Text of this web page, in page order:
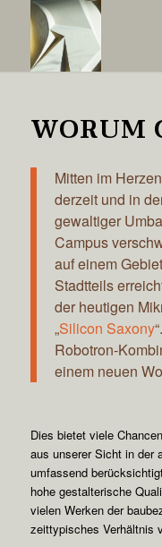
WORUM
Mitten im
derzeit und in
gewaltiger
Campus
auf einem
Stadtteils
der heutigen
„Silicon Saxony
Robotron-
einem neuen
Dies bietet viele
aus unserer Sicht in der
umfassend
hohe gestalterische
vielen Werken der
zeittypisches Verhältnis